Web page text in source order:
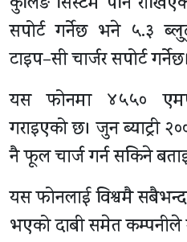
सपोर्ट गर्नेछ भने ५.३
टाइप–सी चार्जर सपोर्ट गर्नेछ।
यस फोनमा ४५५०
गराइएको छ। जुन ब्याट्री
नै फूल चार्ज गर्न सकिने
यस फोनलाई विश्वमै
भएको दाबी समेत कम्पनीले